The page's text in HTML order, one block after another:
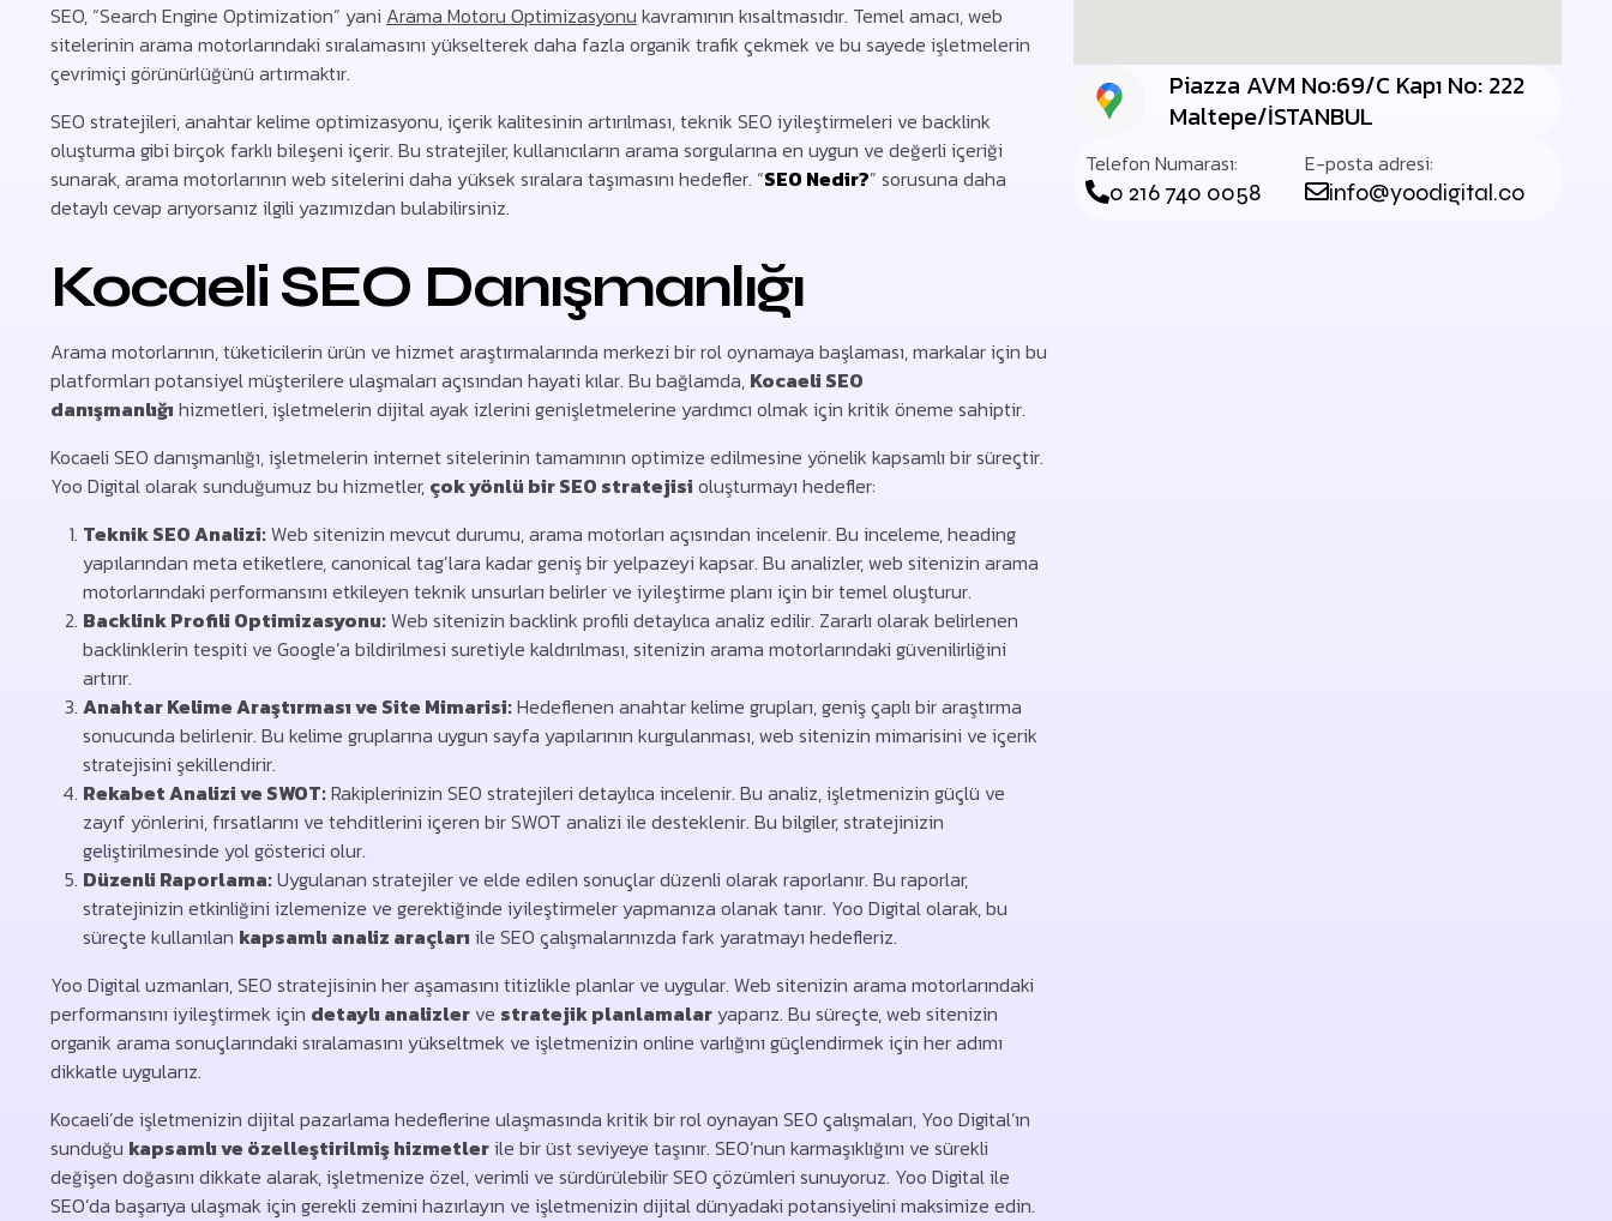
SEO, “Search Engine Optimization” yani Arama Motoru Optimizasyonu kavramının kısaltmasıdır. Temel amacı, web
sitelerinin arama motorlarındaki sıralamasını yükselterek daha fazla organik trafik çekmek ve bu sayede işletmelerin
çevrimiçi görünürlüğünü artırmaktır.
SEO stratejileri, anahtar kelime optimizasyonu, içerik kalitesinin artırılması, teknik SEO iyileştirmeleri ve backlink
oluşturma gibi birçok farklı bileşeni içerir. Bu stratejiler, kullanıcıların arama sorgularına en uygun ve değerli içeriği
sunarak, arama motorlarının web sitelerini daha yüksek sıralara taşımasını hedefler. “SEO Nedir?” sorusuna daha
detaylı cevap arıyorsanız ilgili yazımızdan bulabilirsiniz.
Kocaeli SEO Danışmanlığı
Arama motorlarının, tüketicilerin ürün ve hizmet araştırmalarında merkezi bir rol oynamaya başlaması, markalar için bu
platformları potansiyel müşterilere ulaşmaları açısından hayati kılar. Bu bağlamda, Kocaeli SEO
danışmanlığı hizmetleri, işletmelerin dijital ayak izlerini genişletmelerine yardımcı olmak için kritik öneme sahiptir.
Kocaeli SEO danışmanlığı, işletmelerin internet sitelerinin tamamının optimize edilmesine yönelik kapsamlı bir süreçtir.
Yoo Digital olarak sunduğumuz bu hizmetler, çok yönlü bir SEO stratejisi oluşturmayı hedefler:
Teknik SEO Analizi:Web sitenizin mevcut durumu, arama motorları açısından incelenir. Bu inceleme, heading
yapılarından meta etiketlere, canonical tag’lara kadar geniş bir yelpazeyi kapsar. Bu analizler, web sitenizin arama
motorlarındaki performansını etkileyen teknik unsurları belirler ve iyileştirme planı için bir temel oluşturur.
Backlink Profili Optimizasyonu:Web sitenizin backlink profili detaylıca analiz edilir. Zararlı olarak belirlenen
backlinklerin tespiti ve Google’a bildirilmesi suretiyle kaldırılması, sitenizin arama motorlarındaki güvenilirliğini
artırır.
Anahtar Kelime Araştırması ve Site Mimarisi:Hedeflenen anahtar kelime grupları, geniş çaplı bir araştırma
sonucunda belirlenir. Bu kelime gruplarına uygun sayfa yapılarının kurgulanması, web sitenizin mimarisini ve içerik
stratejisini şekillendirir.
Rekabet Analizi ve SWOT:Rakiplerinizin SEO stratejileri detaylıca incelenir. Bu analiz, işletmenizin güçlü ve
zayıf yönlerini, fırsatlarını ve tehditlerini içeren bir SWOT analizi ile desteklenir. Bu bilgiler, stratejinizin
geliştirilmesinde yol gösterici olur.
Düzenli Raporlama:Uygulanan stratejiler ve elde edilen sonuçlar düzenli olarak raporlanır. Bu raporlar,
stratejinizin etkinliğini izlemenize ve gerektiğinde iyileştirmeler yapmanıza olanak tanır. Yoo Digital olarak, bu
süreçte kullanılan kapsamlı analiz araçları ile SEO çalışmalarınızda fark yaratmayı hedefleriz.
Yoo Digital uzmanları, SEO stratejisinin her aşamasını titizlikle planlar ve uygular. Web sitenizin arama motorlarındaki
performansını iyileştirmek için detaylı analizler ve stratejik planlamalaryaparız. Bu süreçte, web sitenizin
organik arama sonuçlarındaki sıralamasını yükseltmek ve işletmenizin online varlığını güçlendirmek için her adımı
dikkatle uygularız.
Kocaeli’de işletmenizin dijital pazarlama hedeflerine ulaşmasında kritik bir rol oynayan SEO çalışmaları, Yoo Digital’ın
sunduğu kapsamlı ve özelleştirilmiş hizmetlerile bir üst seviyeye taşınır. SEO’nun karmaşıklığını ve sürekli
değişen doğasını dikkate alarak, işletmenize özel, verimli ve sürdürülebilir SEO çözümleri sunuyoruz. Yoo Digital ile
SEO’da başarıya ulaşmak için gerekli zemini hazırlayın ve işletmenizin dijital dünyadaki potansiyelini maksimize edin.
Piazza AVM No:69/C Kapı No: 222
Maltepe/İSTANBUL
Telefon Numarası:
0 216 740 0058
E-posta adresi:
info@yoodigital.co